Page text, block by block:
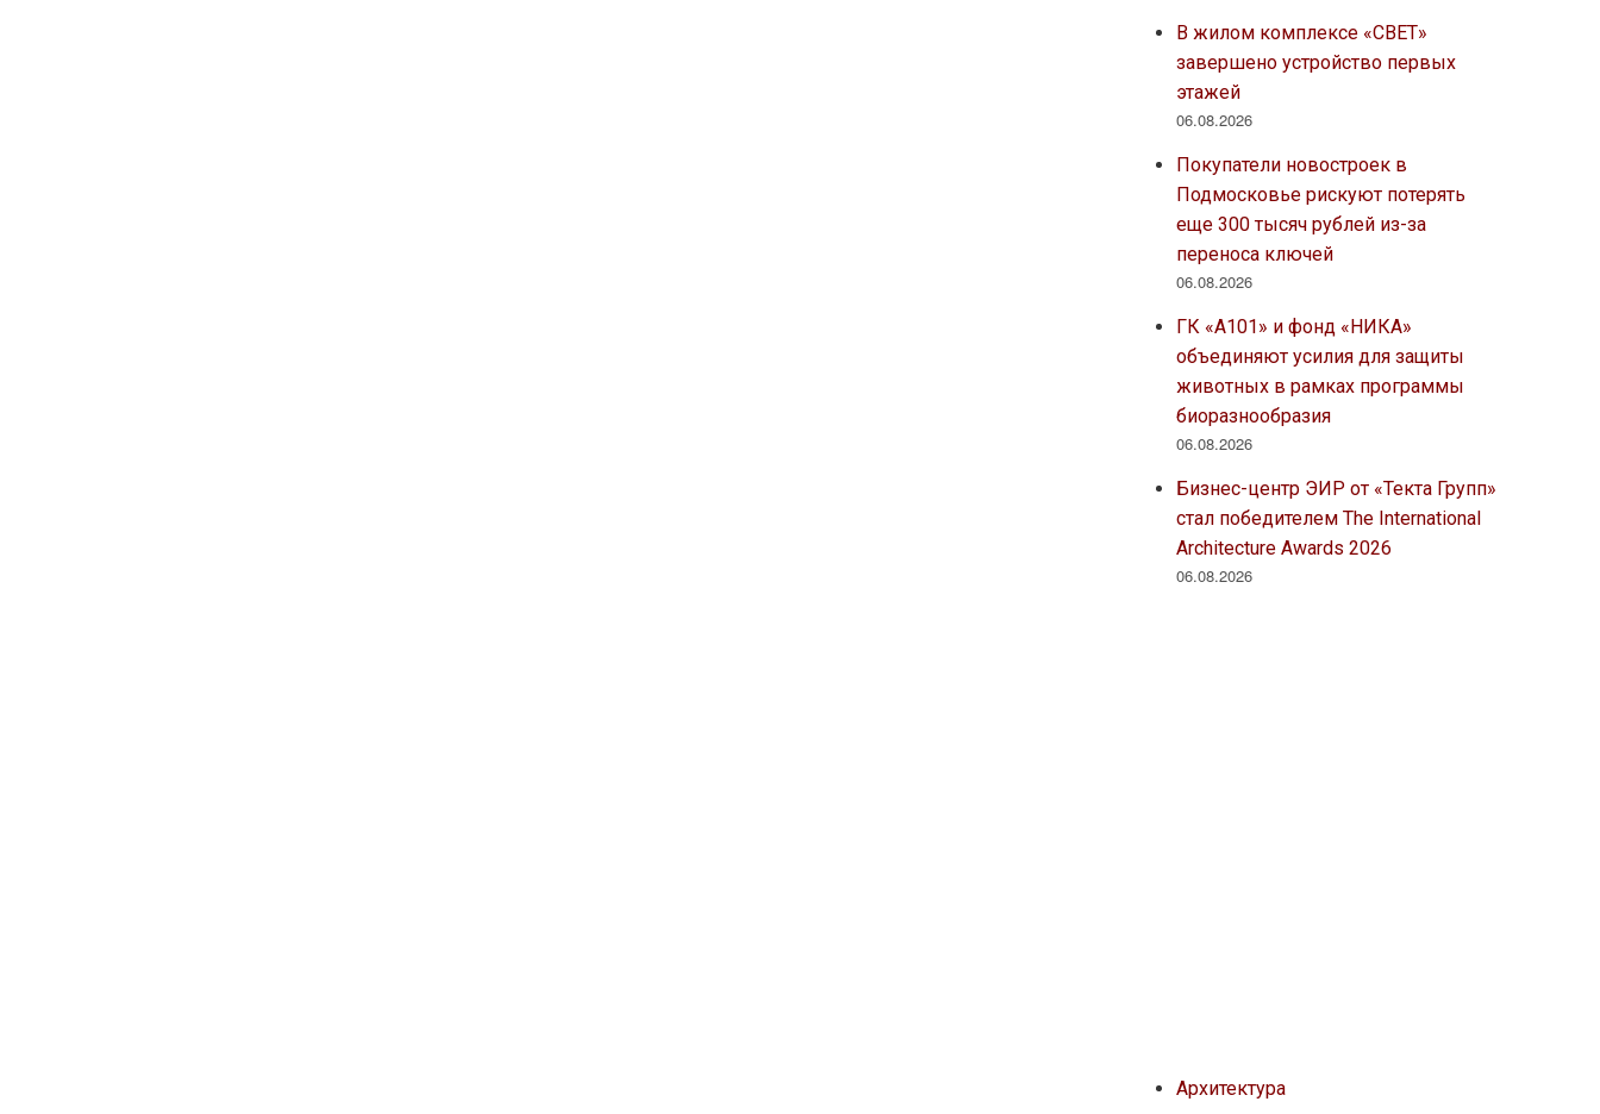
В жилом комплексе «СВЕТ»
завершено устройство первых
этажей
06.08.2026
Покупатели новостроек в
Подмосковье рискуют потерять
еще 300 тысяч рублей из-за
переноса ключей
06.08.2026
ГК «А101» и фонд «НИКА»
объединяют усилия для защиты
животных в рамках программы
биоразнообразия
06.08.2026
Бизнес-центр ЭИР от «Текта Групп»
стал победителем The International
Architecture Awards 2026
06.08.2026
Архитектура